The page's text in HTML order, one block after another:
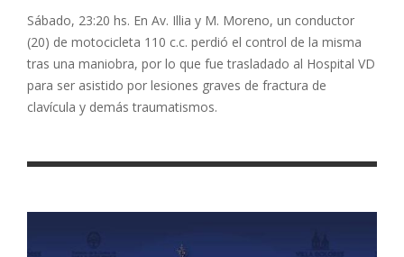
Sábado, 23:20 hs. En Av. Illia y M. Moreno, un conductor
(20) de motocicleta 110 c.c. perdió el control de la misma
tras una maniobra, por lo que fue trasladado al Hospital VD
para ser asistido por lesiones graves de fractura de
clavícula y demás traumatismos.